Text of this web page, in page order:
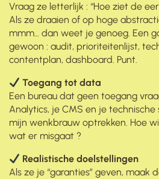
Vraag ze letterlijk : “Hoe ziet de
Als ze draaien of op hoge
mmm… dan weet je genoeg. Een
gewoon : audit, prioriteitenlijst,
contentplan, dashboard. Punt.
Toegang tot data
Een bureau dat geen toegang
Analytics, je CMS en je
mijn wenkbrauw optrekken. Hoe
wat er misgaat ?
Realistische doelstellingen
Als ze je “garanties” geven, maak